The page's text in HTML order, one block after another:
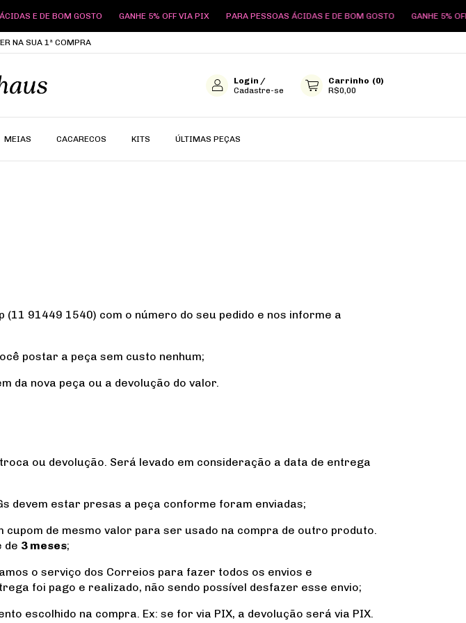
E DE BOM GOSTO GANHE 5% OFF VIA PIX PARA PESSOAS ÁCIDAS E DE BOM GOSTO GANHE 5% OFF
NA SUA 1ª COMPRA
Login /
Cadastre-se
Carrinho (0)
R$0,00
MEIAS CACARECOS KITS ÚLTIMAS PEÇAS
(11 91449 1540) com o número do seu pedido e nos informe a
postar a peça sem custo nenhum;
da nova peça ou a devolução do valor.
ou devolução. Será levado em consideração a data de entrega
devem estar presas a peça conforme foram enviadas;
cupom de mesmo valor para ser usado na compra de outro produto.
de 3 meses;
o serviço dos Correios para fazer todos os envios e
foi pago e realizado, não sendo possível desfazer esse envio;
escolhido na compra. Ex: se for via PIX, a devolução será via PIX.